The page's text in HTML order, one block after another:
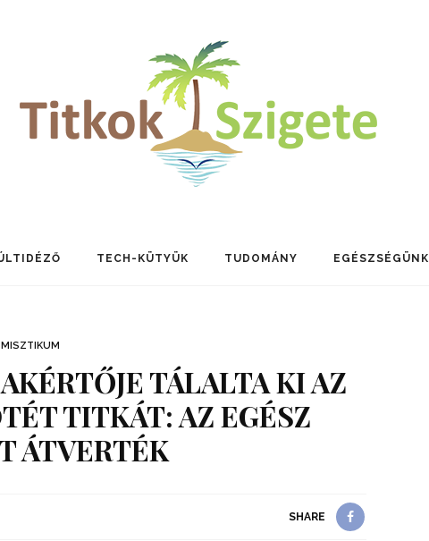
TECH-KÜTYÜK TUDOMÁNY EGÉSZSÉGÜNK
MISZTIKUM
TÁLALTA KI AZ
TITKÁT: AZ EGÉSZ
ÁTVERTÉK
SHARE